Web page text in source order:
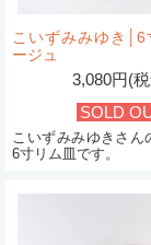
こいずみみゆき│6
ージュ
3,080円(
SOLD
こいずみみゆきさん
6寸リム皿です。